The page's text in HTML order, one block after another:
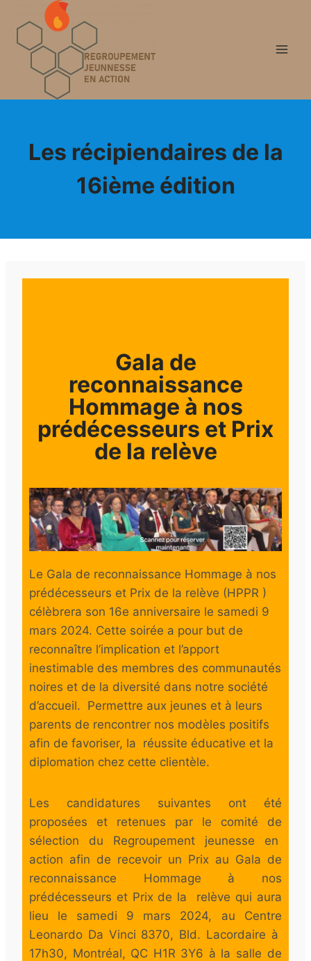
Les récipiendaires de la
16ième édition
Gala de
reconnaissance
Hommage à nos
prédécesseurs et Prix
de la relève
Le Gala de reconnaissance Hommage à nos
prédécesseurs et Prix de la relève (HPPR )
célèbrera son 16e anniversaire le samedi 9
mars 2024. Cette soirée a pour but de
reconnaître l’implication et l’apport
inestimable des membres des communautés
noires et de la diversité dans notre société
d’accueil. Permettre aux jeunes et à leurs
parents de rencontrer nos modèles positifs
afin de favoriser, la réussite éducative et la
diplomation chez cette clientèle.
Les candidatures suivantes ont été
proposées et retenues par le comité de
sélection du Regroupement jeunesse en
action afin de recevoir un Prix au Gala de
reconnaissance Hommage à nos
prédécesseurs et Prix de la relève qui aura
lieu le samedi 9 mars 2024, au Centre
Leonardo Da Vinci 8370, Bld. Lacordaire à
17h30, Montréal, QC H1R 3Y6 à la salle de